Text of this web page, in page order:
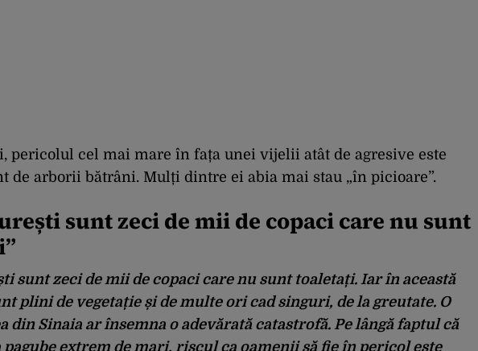
pericolul cel mai mare în fața unei vijelii atât de agresive este
de arborii bătrâni. Mulți dintre ei abia mai stau „în picioare”.
sunt zeci de mii de copaci care nu sunt
sunt zeci de mii de copaci care nu sunt toaletați. Iar în această
plini de vegetație și de multe ori cad singuri, de la greutate. O
din Sinaia ar însemna o adevărată catastrofă. Pe lângă faptul că
pagube extrem de mari, riscul ca oamenii să fie în pericol este